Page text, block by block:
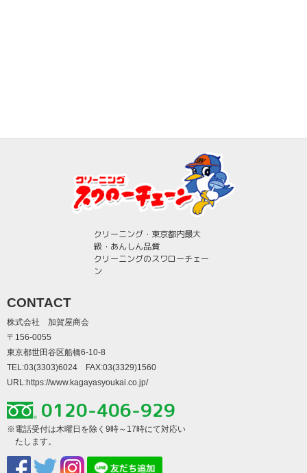
クリーニング・東京都内最大
級・あんしん品質
クリーニングのスワローチェー
ン
CONTACT
株式会社 加賀屋商会
〒156-0055
東京都世田谷区船橋6-10-8
TEL:03(3303)6024 FAX:03(3329)1560
URL:https://www.kagayasyoukai.co.jp/
0120-406-929
※電話受付は木曜日を除く9時～17時にて対応い
たします。